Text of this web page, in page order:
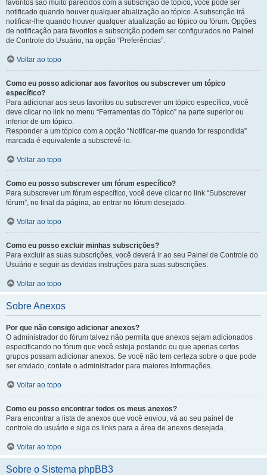
favoritos são muito parecidos com a subscrição de tópico, você pode ser
notificado quando houver qualquer atualização ao tópico. A subscrição irá
notificar-lhe quando houver qualquer atualização ao tópico ou fórum. Opções
de notificação para favoritos e subscrição podem ser configurados no Painel
de Controle do Usuário, na opção “Preferências”.
Voltar ao topo
Como eu posso adicionar aos favoritos ou subscrever um tópico
específico?
Para adicionar aos seus favoritos ou subscrever um tópico específico, você
deve clicar no link no menu “Ferramentas do Tópico” na parte superior ou
inferior de um tópico.
Responder a um tópico com a opção “Notificar-me quando for respondida”
marcada é equivalente a subscrevê-lo.
Voltar ao topo
Como eu posso subscrever um fórum específico?
Para subscrever um fórum específico, você deve clicar no link “Subscrever
fórum”, no final da página, ao entrar no fórum desejado.
Voltar ao topo
Como eu posso excluir minhas subscrições?
Para excluir as suas subscrições, você deverá ir ao seu Painel de Controle do
Usuário e seguir as devidas instruções para suas subscrições.
Voltar ao topo
Sobre Anexos
Por que não consigo adicionar anexos?
O administrador do fórum talvez não permita que anexos sejam adicionados
especificando no fórum que você esteja postando ou que apenas certos
grupos possam adicionar anexos. Se você não tem certeza sobre o que pode
ser enviado, contate o administrador para maiores informações.
Voltar ao topo
Como eu posso encontrar todos os meus anexos?
Para encontrar a lista de anexos que você enviou, vá ao seu painel de
controle do usuário e siga os links para a área de anexos desejada.
Voltar ao topo
Sobre o Sistema phpBB3